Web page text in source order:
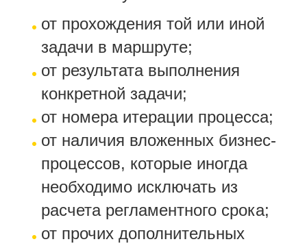
от прохождения той или иной
задачи в маршруте;
от результата выполнения
конкретной задачи;
от номера итерации процесса;
от наличия вложенных бизнес-
процессов, которые иногда
необходимо исключать из
расчета регламентного срока;
от прочих дополнительных